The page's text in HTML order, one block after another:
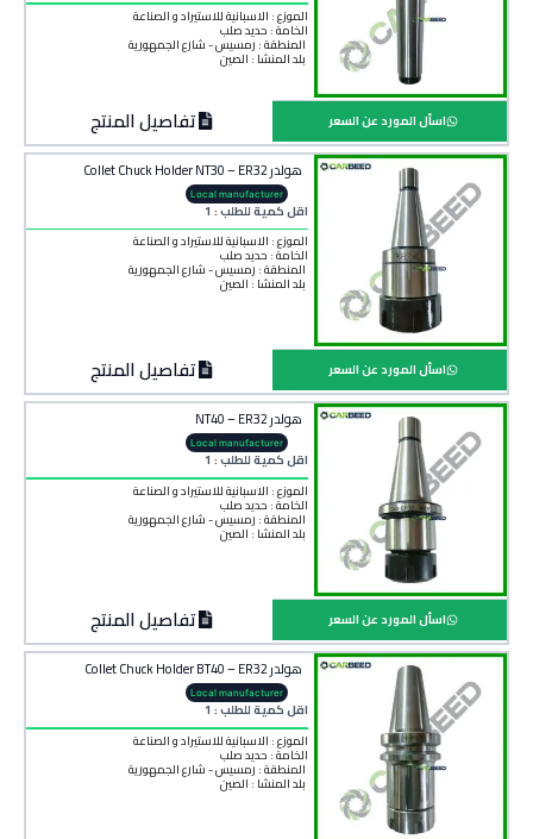
الموزع : الاسبانية للاستيراد و الصناعة
الخامة : حديد صلب
المنطقة : رمسيس - شارع الجمهورية
بلد المنشأ :الصين
اسأل المورد عن السعر تفاصيل المنتج
هولدر Collet Chuck Holder NT30 – ER32
Local manufacturer
اقل كمية للطلب : 1
الموزع : الاسبانية للاستيراد و الصناعة
الخامة : حديد صلب
المنطقة : رمسيس - شارع الجمهورية
بلد المنشأ : الصين
اسأل المورد عن السعر تفاصيل المنتج
هولدر NT40 – ER32
Local manufacturer
اقل كمية للطلب : 1
الموزع : الاسبانية للاستيراد و الصناعة
الخامة : حديد صلب
المنطقة : رمسيس - شارع الجمهورية
بلد المنشأ :الصين
اسأل المورد عن السعر تفاصيل المنتج
هولدر Collet Chuck Holder BT40 – ER32
Local manufacturer
اقل كمية للطلب : 1
الموزع : الاسبانية للاستيراد و الصناعة
الخامة : حديد صلب
المنطقة : رمسيس - شارع الجمهورية
بلد المنشأ :الصين